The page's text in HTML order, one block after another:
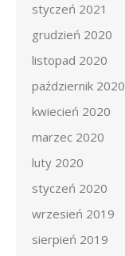
styczeń 2021
grudzień 2020
listopad 2020
październik 2020
kwiecień 2020
marzec 2020
luty 2020
styczeń 2020
wrzesień 2019
sierpień 2019